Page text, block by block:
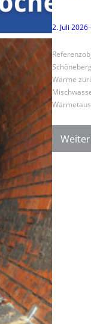
2. Juli 2026–
Wärme